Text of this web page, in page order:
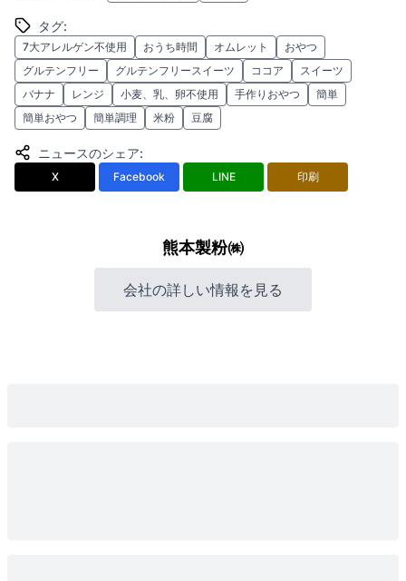
タグ:
7大アレルゲン不使用 おうち時間 オムレット
おやつ
グルテンフリー
グルテンフリースイーツ ココア
スイーツ
バナナ
レンジ 小麦、乳、卵不使用 手作りおやつ
簡単
簡単おやつ
簡単調理 米粉 豆腐
ニュースのシェア:
X Facebook LINE 印刷
熊本製粉㈱
会社の詳しい情報を見る